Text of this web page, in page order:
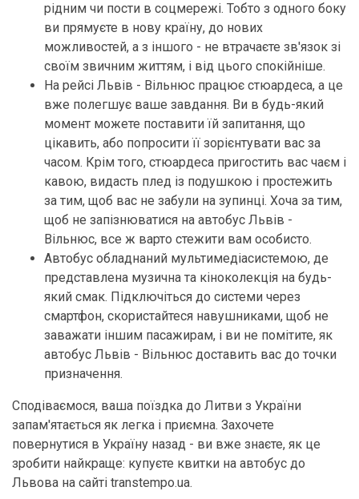
рідним чи пости в соцмережі. Тобто з одного боку
ви прямуєте в нову країну, до нових
можливостей, а з іншого - не втрачаєте зв'язок зі
своїм звичним життям, і від цього спокійніше.
На рейсі Львів - Вільнюс працює стюардеса, а це
вже полегшує ваше завдання. Ви в будь-який
момент можете поставити їй запитання, що
цікавить, або попросити її зорієнтувати вас за
часом. Крім того, стюардеса пригостить вас чаєм і
кавою, видасть плед із подушкою і простежить
за тим, щоб вас не забули на зупинці. Хоча за тим,
щоб не запізнюватися на автобус Львів -
Вільнюс, все ж варто стежити вам особисто.
Автобус обладнаний мультимедіасистемою, де
представлена музична та кіноколекція на будь-
який смак. Підключіться до системи через
смартфон, скористайтеся навушниками, щоб не
заважати іншим пасажирам, і ви не помітите, як
автобус Львів - Вільнюс доставить вас до точки
призначення.
Сподіваємося, ваша поїздка до Литви з України
запам'ятається як легка і приємна. Захочете
повернутися в Україну назад - ви вже знаєте, як це
зробити найкраще: купуєте квитки на автобус до
Львова на сайті transtempo.ua.